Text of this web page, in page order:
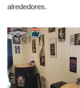
alrededores.